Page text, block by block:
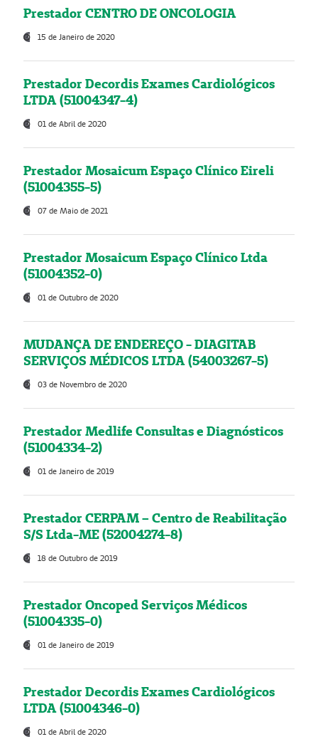
Prestador CENTRO DE ONCOLOGIA
15 de Janeiro de 2020
Prestador Decordis Exames Cardiológicos
LTDA (51004347-4)
01 de Abril de 2020
Prestador Mosaicum Espaço Clínico Eireli
(51004355-5)
07 de Maio de 2021
Prestador Mosaicum Espaço Clínico Ltda
(51004352-0)
01 de Outubro de 2020
MUDANÇA DE ENDEREÇO - DIAGITAB
SERVIÇOS MÉDICOS LTDA (54003267-5)
03 de Novembro de 2020
Prestador Medlife Consultas e Diagnósticos
(51004334-2)
01 de Janeiro de 2019
Prestador CERPAM – Centro de Reabilitação
S/S Ltda-ME (52004274-8)
18 de Outubro de 2019
Prestador Oncoped Serviços Médicos
(51004335-0)
01 de Janeiro de 2019
Prestador Decordis Exames Cardiológicos
LTDA (51004346-0)
01 de Abril de 2020